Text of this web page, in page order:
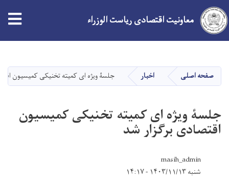
main
content
معاونیت اقتصادی ریاست الوزراء
صفحه اصلی اخبار جلسۀ ویژه ای کمیته تخنیکی کمیسیون
جلسۀ ویژه ای کمیته تخنیکی کمیسیون
اقتصادی برگزار شد
masih_admin
شنبه ۱۴۰۳/۱۱/۱۳ - ۱۴:۱۷